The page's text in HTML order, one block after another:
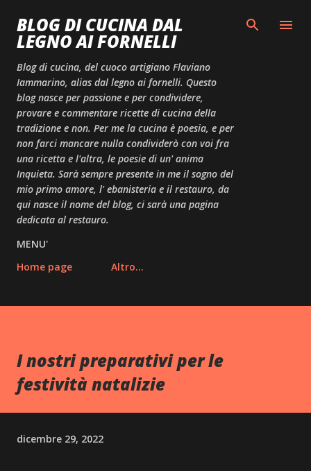
Passa ai contenuti principali
BLOG DI CUCINA DAL
LEGNO AI FORNELLI
Blog di cucina, del cuoco artigiano Flaviano
Iammarino, alias dal legno ai fornelli. Questo
blog nasce per passione e per condividere,
provare e commentare ricette di cucina della
tradizione e non. Per me la cucina è poesia, e per
non farci mancare nulla condividerò con voi fra
una ricetta e l'altra, le poesie di un' anima
Inquieta. Sarà sempre presente in me il sogno del
mio primo amore, l' ebanisteria e il restauro, da
qui nasce il nome del blog, ci sarà una pagina
dedicata al restauro.
MENU'
Home page
Altro…
I nostri preparativi per le
festività natalizie
dicembre 29, 2022